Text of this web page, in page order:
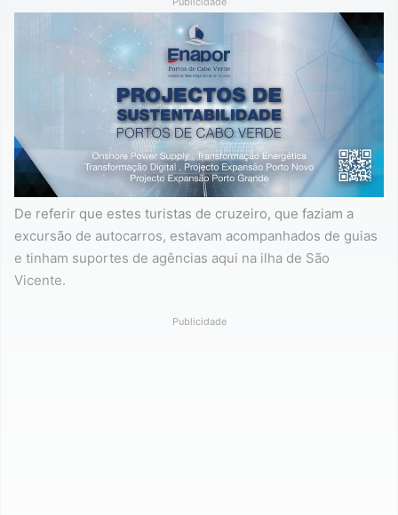
De referir que estes turistas de cruzeiro, que faziam a
excursão de autocarros, estavam acompanhados de guias
e tinham suportes de agências aqui na ilha de São
Vicente.
Publicidade